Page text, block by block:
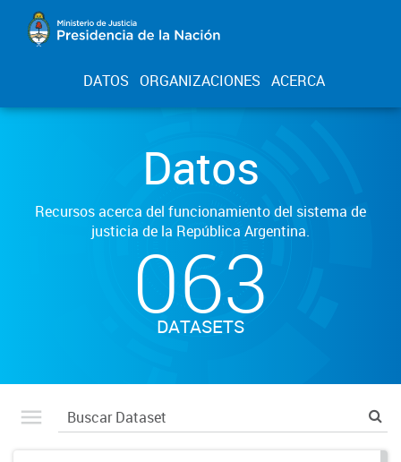
DATOS ORGANIZACIONES ACERCA
Datos
Recursos acerca del funcionamiento del sistema de
justicia de la República Argentina.
063
DATASETS